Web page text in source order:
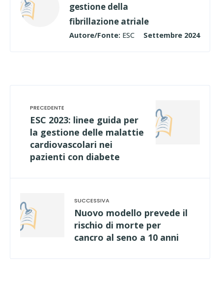
gestione della
fibrillazione atriale
Autore/Fonte: ESC Settembre 2024
ESC 2023: linee guida per
la gestione delle malattie
cardiovascolari nei
pazienti con diabete
Nuovo modello prevede il
rischio di morte per
cancro al seno a 10 anni